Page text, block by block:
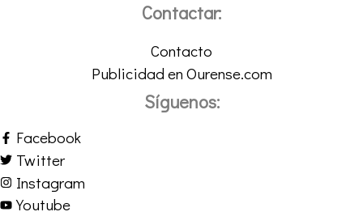
Contactar:
Contacto
Publicidad en Ourense.com
Síguenos:
Facebook
Twitter
Instagram
Youtube